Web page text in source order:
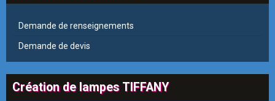
Demande de renseignements
Demande de devis
Création de lampes TIFFANY